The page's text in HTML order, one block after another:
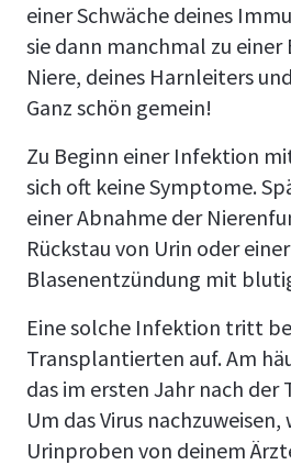
einer Schwäche deines
sie dann manchmal zu
Niere, deines Harnleiters
Ganz schön gemein!
Zu Beginn einer Infektion
sich oft keine Symptome.
einer Abnahme der
Rückstau von Urin oder einer
Blasenentzündung mit
Eine solche Infektion tritt
Transplantierten auf. Am
das im ersten Jahr nach
Um das Virus
Urinproben von deinem